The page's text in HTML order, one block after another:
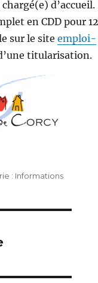
d’accueil.
en CDD pour 12
sur le site emploi-
titularisation.
Catégories
Informations